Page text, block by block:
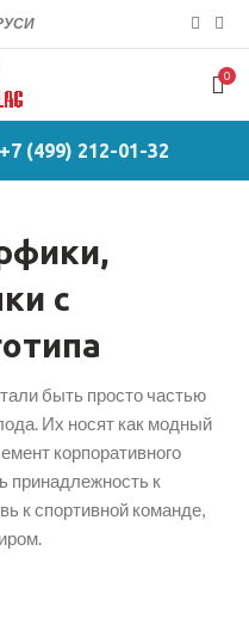
0
+7 (499) 212-01-32
с
быть просто частью
Их носят как модный
корпоративного
принадлежность к
к спортивной команде,